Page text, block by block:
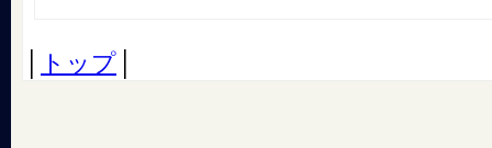
トップ